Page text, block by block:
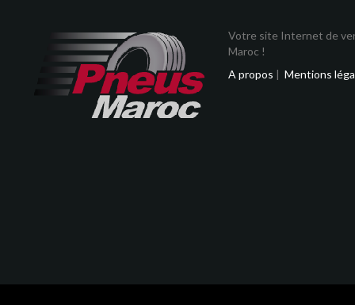
Votre site Internet de
Maroc !
A propos | Mentions